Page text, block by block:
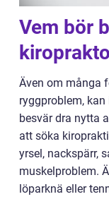
Vem bör
Även om många
ryggproblem,
besvär dra nytta
att söka
yrsel, nackspärr,
muskelproblem.
löparknä eller